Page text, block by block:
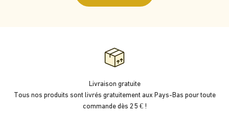
Livraison gratuite
Tous nos produits sont livrés gratuitement aux Pays-Bas pour toute
commande dès 25 € !